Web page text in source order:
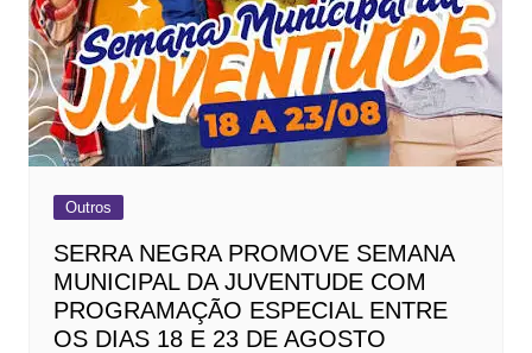
Outros
SERRA NEGRA PROMOVE SEMANA
MUNICIPAL DA JUVENTUDE COM
PROGRAMAÇÃO ESPECIAL ENTRE
OS DIAS 18 E 23 DE AGOSTO